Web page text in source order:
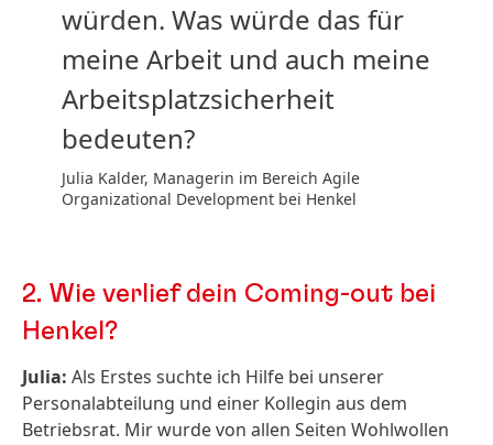
würden. Was würde das für
meine Arbeit und auch meine
Arbeitsplatzsicherheit
bedeuten?
Julia Kalder, Managerin im Bereich Agile
Organizational Development bei Henkel
2. Wie verlief dein Coming-out bei
Henkel?
Julia: Als Erstes suchte ich Hilfe bei unserer
Personalabteilung und einer Kollegin aus dem
Betriebsrat. Mir wurde von allen Seiten Wohlwollen